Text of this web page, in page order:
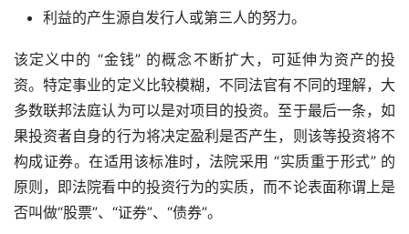
利益的产生源自发行人或第三人的努力。
该定义中的 “金钱” 的概念不断扩大，可延伸为资产的投
资。特定事业的定义比较模糊，不同法官有不同的理解，大
多数联邦法庭认为可以是对项目的投资。至于最后一条，如
果投资者自身的行为将决定盈利是否产生，则该等投资将不
构成证券。在适用该标准时，法院采用 “实质重于形式” 的
原则，即法院看中的投资行为的实质，而不论表面称谓上是
否叫做“股票”、“证券”、“债券”。